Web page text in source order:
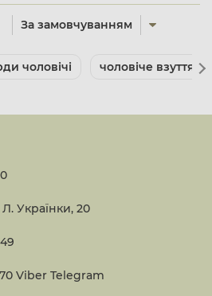
За замовчуванням
чоловічі чоловіче взуття
Українки, 20
Viber Telegram